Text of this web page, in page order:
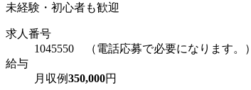
未経験・初心者も歓迎
求人番号
1045550 （電話応募で必要になります。）
給与
月収例350,000円